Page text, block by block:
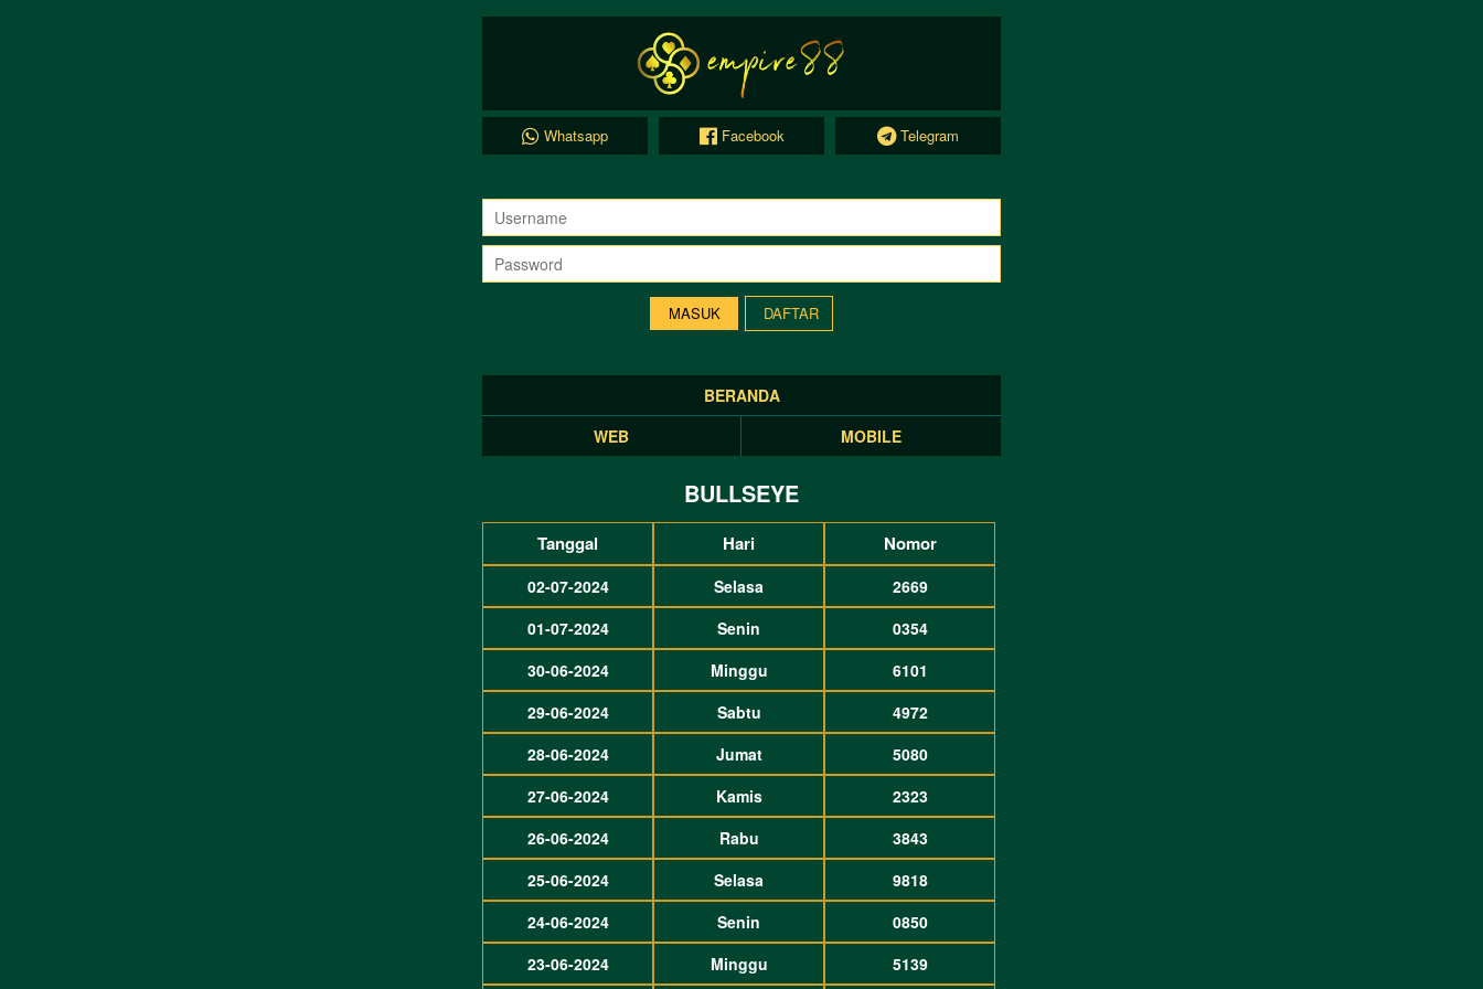
Whatsapp Facebook Telegram
DAFTAR
BERANDA
WEB
MOBILE
BULLSEYE
Tanggal Hari Nomor
02-07-2024 Selasa
2669
01-07-2024
Senin
0354
30-06-2024
Minggu
6101
29-06-2024
Sabtu
4972
28-06-2024
Jumat
5080
27-06-2024
Kamis
2323
26-06-2024
Rabu
3843
25-06-2024
Selasa
9818
24-06-2024
Senin
0850
23-06-2024
Minggu 5139